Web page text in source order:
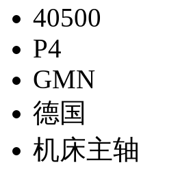
40500
P4
GMN
德国
机床主轴